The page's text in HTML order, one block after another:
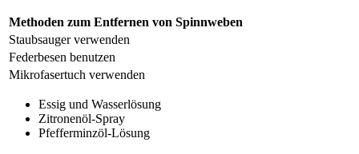
Methoden zum Entfernen von Spinnweben
Staubsauger verwenden
Federbesen benutzen
Mikrofasertuch verwenden
Essig und Wasserlösung
Zitronenöl-Spray
Pfefferminzöl-Lösung